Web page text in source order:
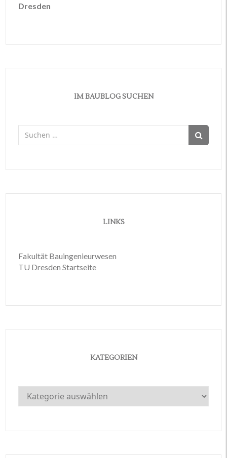
Dresden
IM BAUBLOG SUCHEN
Suchen
nach:
LINKS
Fakultät Bauingenieurwesen
TU Dresden Startseite
KATEGORIEN
Kategorien